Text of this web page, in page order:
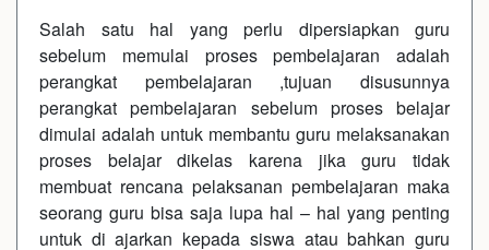
Salah satu hal yang perlu dipersiapkan guru
sebelum memulai proses pembelajaran adalah
perangkat pembelajaran ,tujuan disusunnya
perangkat pembelajaran sebelum proses belajar
dimulai adalah untuk membantu guru melaksanakan
proses belajar dikelas karena jika guru tidak
membuat rencana pelaksanan pembelajaran maka
seorang guru bisa saja lupa hal – hal yang penting
untuk di ajarkan kepada siswa atau bahkan guru